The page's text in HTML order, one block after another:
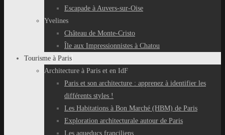
Escapade à Auvers-sur-Oise
Yvelines
Château de Monte-Cristo
Île aux Impressionnistes à Chatou
Tourisme à Paris
Architecture à Paris et en IdF
Paris et son architecture : apprenez à identifier les
différents styles !
Les Habitations à Bon Marché (HBM) de Paris
Exploration architecturale autour de Paris
Les aqueducs franciliens